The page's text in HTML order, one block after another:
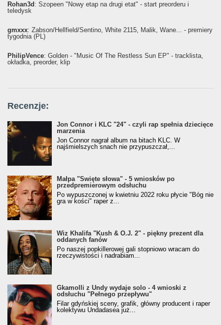
Rohan3d : Szopeen "Nowy etap na drugi etat" - start preorderu i
teledysk
gmxxx: Żabson/Hellfield/Sentino, White 2115, Malik, Wane... - premiery
tygodnia (PL)
PhilipVence: Golden - "Music Of The Restless Sun EP" - tracklista,
okładka, preorder, klip
Recenzje:
Jon Connor i KLC "24" - czyli rap spełnia dziecięce
marzenia
Jon Connor nagrał album na bitach KLC. W
najśmielszych snach nie przypuszczał,...
Małpa "Święte słowa" - 5 wniosków po
przedpremierowym odsłuchu
Po wypuszczonej w kwietniu 2022 roku płycie "Bóg nie
gra w kości" raper z...
Wiz Khalifa "Kush & O.J. 2" - piękny prezent dla
oddanych fanów
Po naszej popkillerowej gali stopniowo wracam do
rzeczywistości i nadrabiam...
Gkamolli z Undy wydaje solo - 4 wnioski z
odsłuchu "Pełnego przepływu"
Filar gdyńskiej sceny, grafik, główny producent i raper
kolektywu Undadasea już...